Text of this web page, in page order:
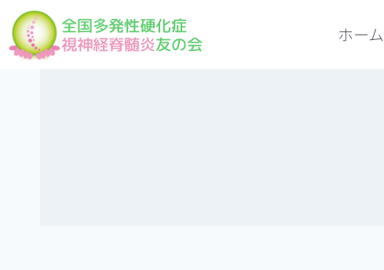
全国多発性硬化症
視神経脊髄炎友の会 ホーム